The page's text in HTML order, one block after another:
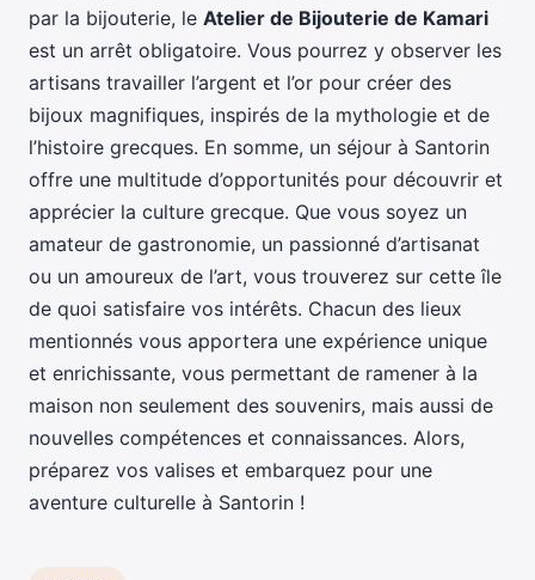
par la bijouterie, le Atelier de Bijouterie de Kamari
est un arrêt obligatoire. Vous pourrez y observer les
artisans travailler l’argent et l’or pour créer des
bijoux magnifiques, inspirés de la mythologie et de
l’histoire grecques. En somme, un séjour à Santorin
offre une multitude d’opportunités pour découvrir et
apprécier la culture grecque. Que vous soyez un
amateur de gastronomie, un passionné d’artisanat
ou un amoureux de l’art, vous trouverez sur cette île
de quoi satisfaire vos intérêts. Chacun des lieux
mentionnés vous apportera une expérience unique
et enrichissante, vous permettant de ramener à la
maison non seulement des souvenirs, mais aussi de
nouvelles compétences et connaissances. Alors,
préparez vos valises et embarquez pour une
aventure culturelle à Santorin !